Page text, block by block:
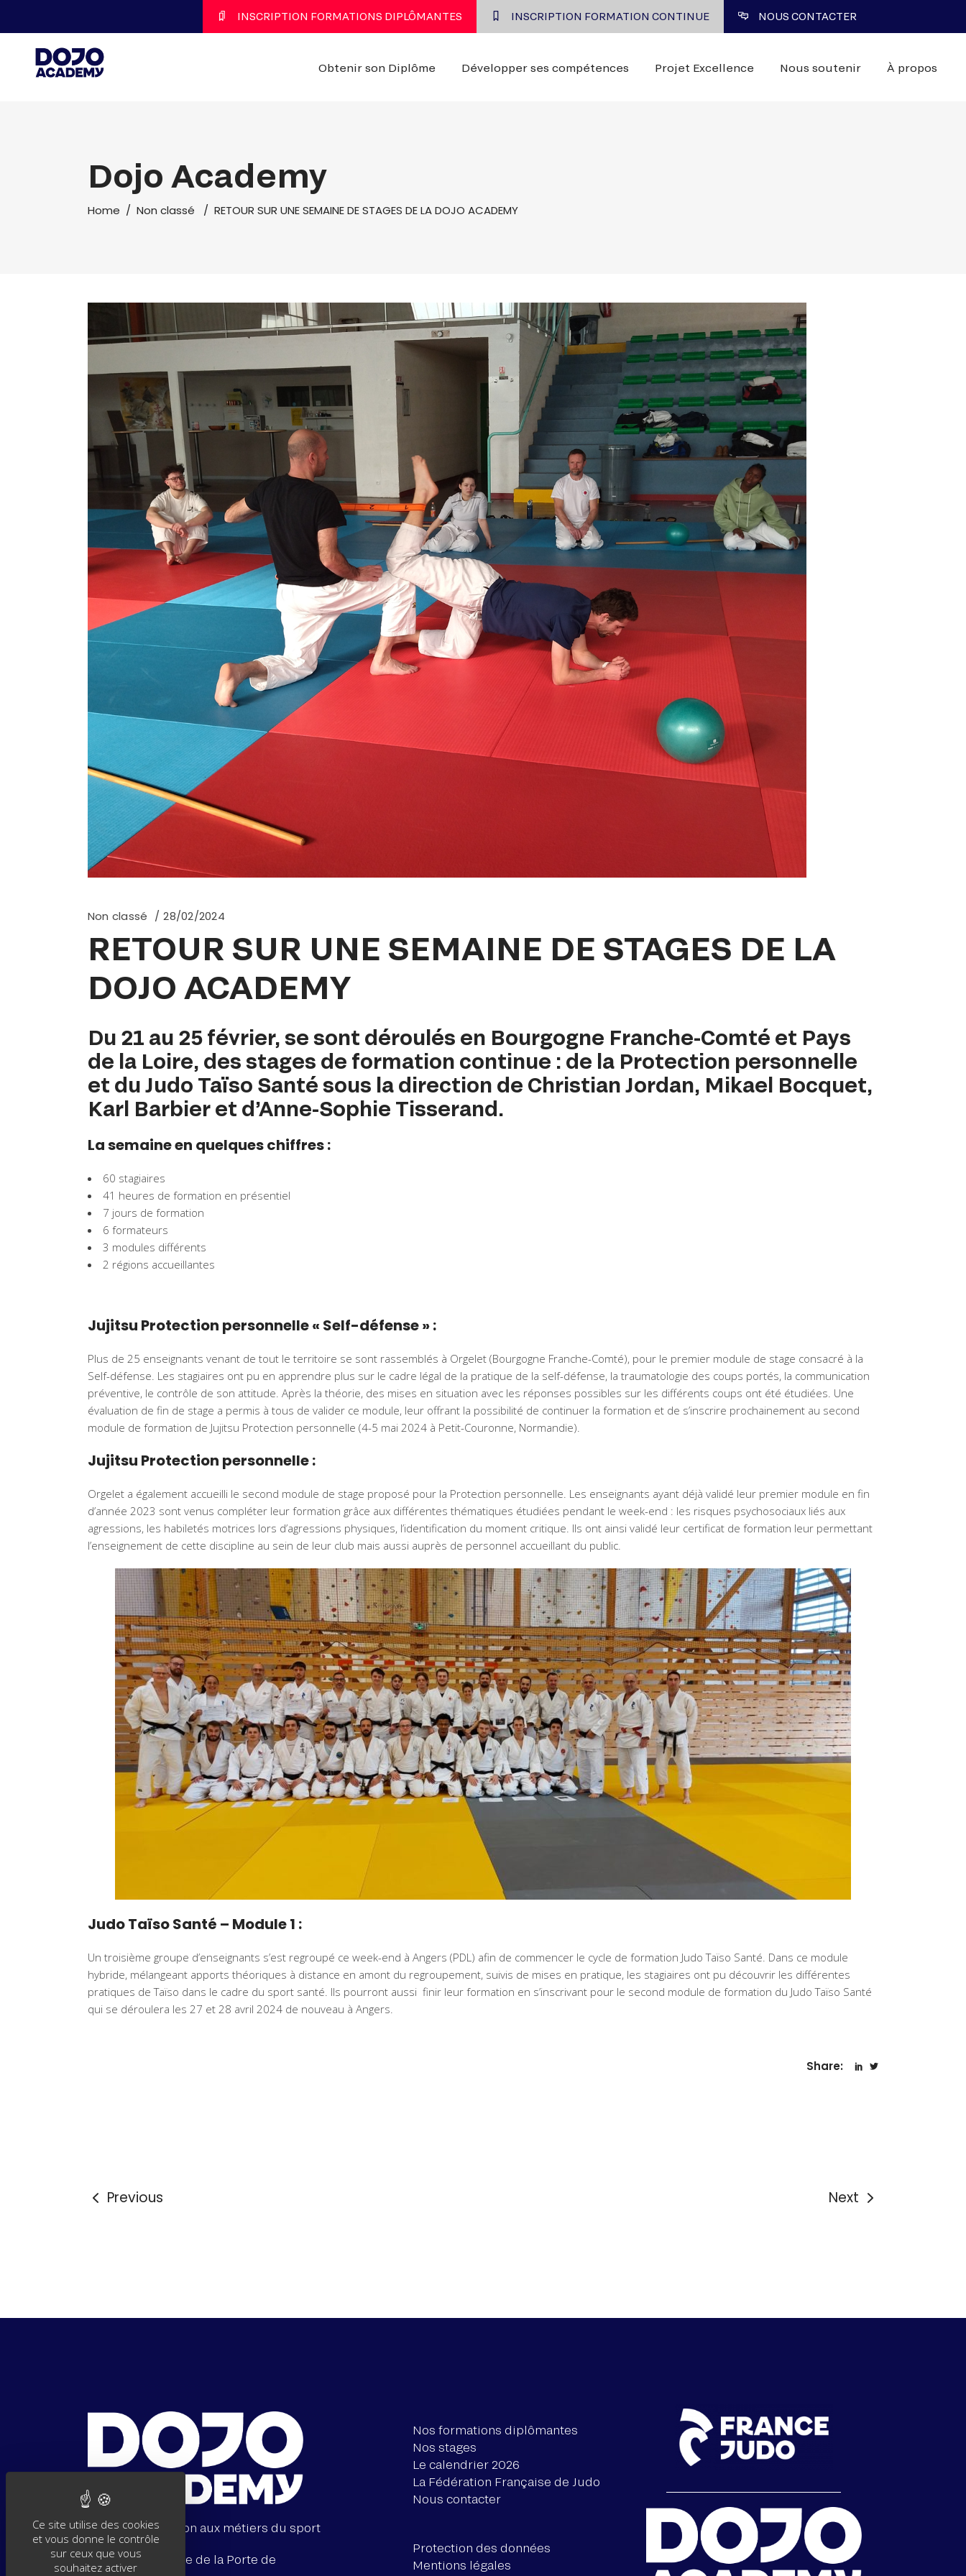
INSCRIPTION FORMATIONS DIPLÔMANTES INSCRIPTION FORMATION CONTINUE NOUS CONTACTER
Obtenir son Diplôme Développer ses compétences Projet Excellence Nous soutenir À propos
Dojo Academy
Home / Non classé / RETOUR SUR UNE SEMAINE DE STAGES DE LA DOJO ACADEMY
Non classé 28/02/2024
RETOUR SUR UNE SEMAINE DE STAGES DE LA
DOJO ACADEMY
Du 21 au 25 février, se sont déroulés en Bourgogne Franche-Comté et Pays
de la Loire, des stages de formation continue : de la Protection personnelle
et du Judo Taïso Santé sous la direction de Christian Jordan, Mikael Bocquet,
Karl Barbier et d’Anne-Sophie Tisserand.
La semaine en quelques chiffres :
60 stagiaires
41 heures de formation en présentiel
7 jours de formation
6 formateurs
3 modules différents
2 régions accueillantes
Jujitsu Protection personnelle « Self-défense » :
Plus de 25 enseignants venant de tout le territoire se sont rassemblés à Orgelet (Bourgogne Franche-Comté), pour le premier module de stage consacré à la
Self-défense. Les stagiaires ont pu en apprendre plus sur le cadre légal de la pratique de la self-défense, la traumatologie des coups portés, la communication
préventive, le contrôle de son attitude. Après la théorie, des mises en situation avec les réponses possibles sur les différents coups ont été étudiées. Une
évaluation de fin de stage a permis à tous de valider ce module, leur offrant la possibilité de continuer la formation et de s’inscrire prochainement au second
module de formation de Jujitsu Protection personnelle (4-5 mai 2024 à Petit-Couronne, Normandie).
Jujitsu Protection personnelle :
Orgelet a également accueilli le second module de stage proposé pour la Protection personnelle. Les enseignants ayant déjà validé leur premier module en fin
d’année 2023 sont venus compléter leur formation grâce aux différentes thématiques étudiées pendant le week-end : les risques psychosociaux liés aux
agressions, les habiletés motrices lors d’agressions physiques, l’identification du moment critique. Ils ont ainsi validé leur certificat de formation leur permettant
l’enseignement de cette discipline au sein de leur club mais aussi auprès de personnel accueillant du public.
Judo Taïso Santé – Module 1 :
Un troisième groupe d’enseignants s’est regroupé ce week-end à Angers (PDL) afin de commencer le cycle de formation Judo Taïso Santé. Dans ce module
hybride, mélangeant apports théoriques à distance en amont du regroupement, suivis de mises en pratique, les stagiaires ont pu découvrir les différentes
pratiques de Taïso dans le cadre du sport santé. Ils pourront aussi finir leur formation en s’inscrivant pour le second module de formation du Judo Taïso Santé
qui se déroulera les 27 et 28 avril 2024 de nouveau à Angers.
Share:
Previous Next
École de formation aux métiers du sport
21, 25 avenue de la Porte de
Nos formations diplômantes
Nos stages
Le calendrier 2026
La Fédération Française de Judo
Nous contacter
Protection des données
Mentions légales
Ce site utilise des cookies
et vous donne le contrôle
sur ceux que vous
souhaitez activer